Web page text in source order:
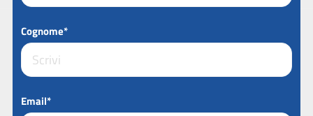
Cognome*
Email*